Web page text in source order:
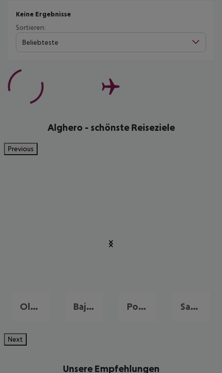
Keine Ergebnisse
Sortieren:
Beliebteste
Alghero - schönste Reiseziele
Previous
Olbia Baja Sardinia Porto Cervo Santa Margherita di Pula
Next
Unsere Empfehlungen